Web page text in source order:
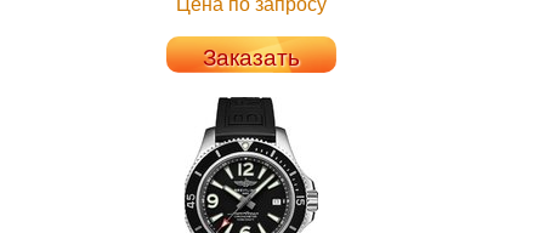
Заказать